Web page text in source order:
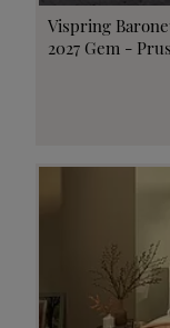
Vispring
2027 Gem -